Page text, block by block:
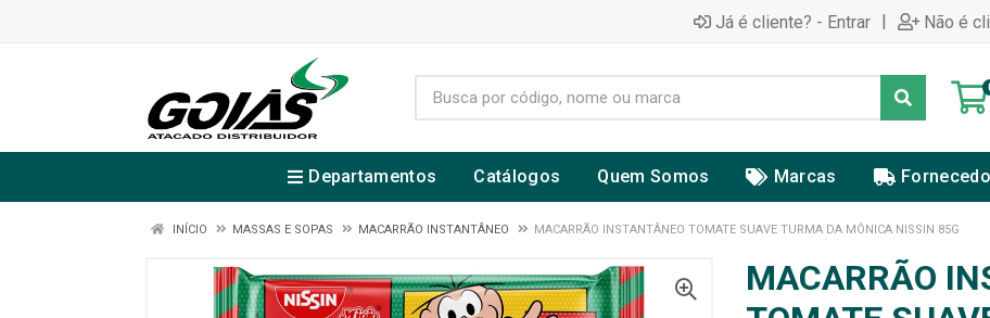
Já é cliente? - Entrar | Não é
Departamentos Catálogos Quem Somos Marcas
INÍCIO MASSAS E SOPAS MACARRÃO INSTANTÂNEO MACARRÃO INSTANTÂNEO TOMATE SUAVE TURMA DA MÔNICA NISSIN 85G
MACARRÃO